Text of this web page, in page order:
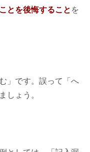
とを後悔すること を
」です。誤って「へ
しょう。